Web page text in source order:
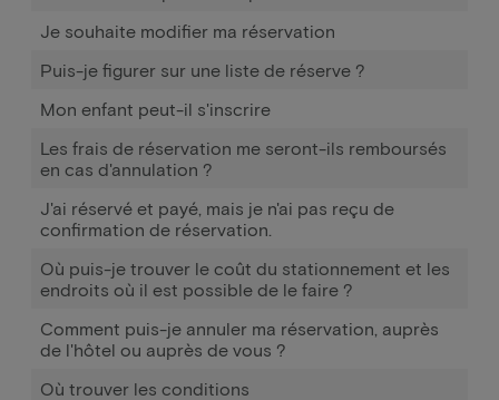
Je souhaite modifier ma réservation
Puis-je figurer sur une liste de réserve ?
Mon enfant peut-il s'inscrire
Les frais de réservation me seront-ils remboursés
en cas d'annulation ?
J'ai réservé et payé, mais je n'ai pas reçu de
confirmation de réservation.
Où puis-je trouver le coût du stationnement et les
endroits où il est possible de le faire ?
Comment puis-je annuler ma réservation, auprès
de l'hôtel ou auprès de vous ?
Où trouver les conditions